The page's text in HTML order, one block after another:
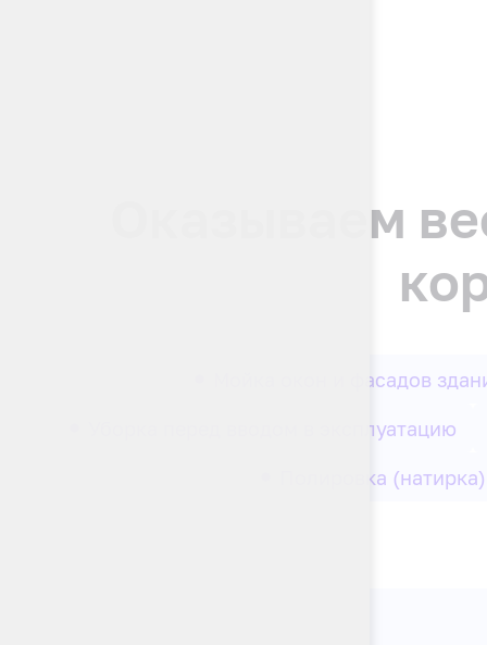
Оказываем
Мойка окон и фасадов
Уборка перед вводом в эксплуатацию
Полировка